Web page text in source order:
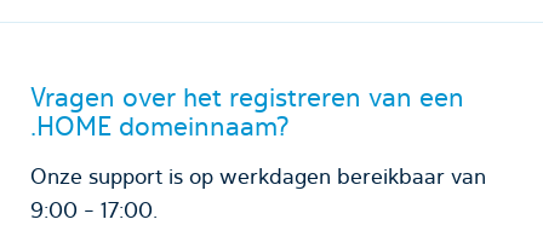
Vragen over het registreren van een
.HOME domeinnaam?
Onze support is op werkdagen bereikbaar van
9:00 - 17:00.